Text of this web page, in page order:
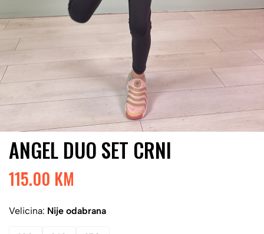
ANGEL DUO SET CRNI
115.00 KM
Velicina: Nije odabrana